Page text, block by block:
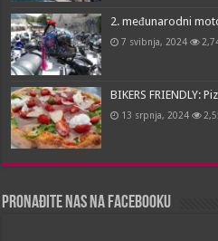
2. međunarodni
7 svibnja, 2024
BIKERS FRIENDLY:
13 srpnja, 2024
Pronađite nas na Facebooku